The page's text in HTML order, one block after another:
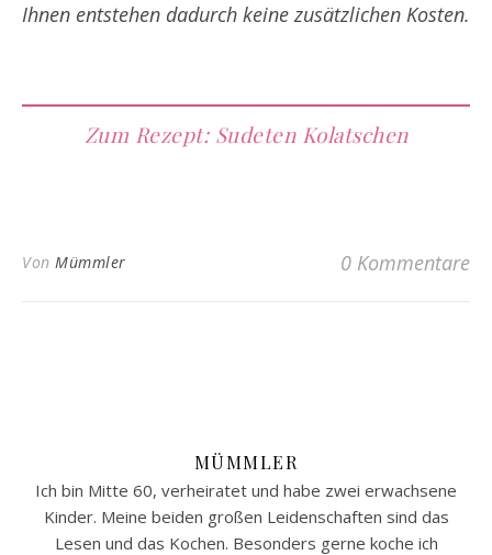
Ihnen entstehen dadurch keine zusätzlichen Kosten.
Zum Rezept: Sudeten Kolatschen
Von Mümmler 0 Kommentare
MÜMMLER
Ich bin Mitte 60, verheiratet und habe zwei erwachsene
Kinder. Meine beiden großen Leidenschaften sind das
Lesen und das Kochen. Besonders gerne koche ich